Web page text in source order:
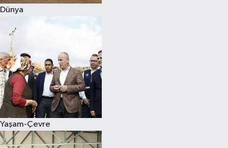
Dünya
Yaşam-Çevre
Kültür Sanat
Sağlık
Siyaset
Teknoloji